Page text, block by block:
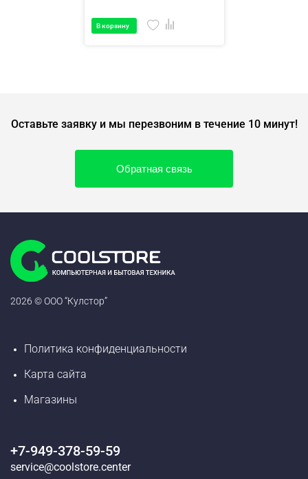
В корзину
Оставьте заявку и мы перезвоним в течение 10 минут!
Обратная связь
2026 © ООО “Кулстор”
Политика конфиденциальности
Карта сайта
Магазины
+7-949-378-59-59
service@coolstore.center